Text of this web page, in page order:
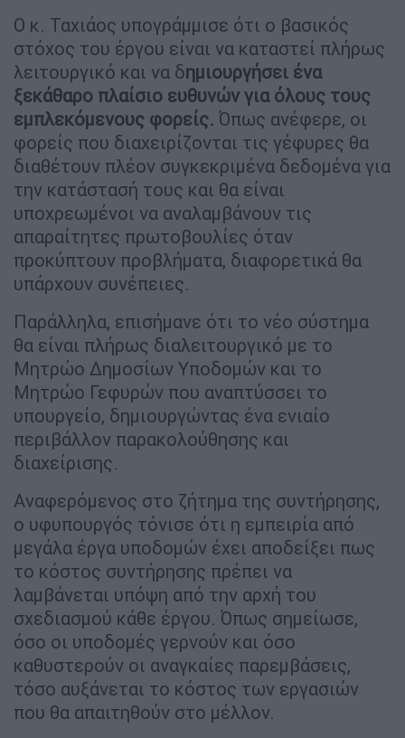
Ο κ. Ταχιάος υπογράμμισε ότι ο βασικός
στόχος του έργου είναι να καταστεί πλήρως
λειτουργικό και να δημιουργήσει ένα
ξεκάθαρο πλαίσιο ευθυνών για όλους τους
εμπλεκόμενους φορείς. Όπως ανέφερε, οι
φορείς που διαχειρίζονται τις γέφυρες θα
διαθέτουν πλέον συγκεκριμένα δεδομένα για
την κατάστασή τους και θα είναι
υποχρεωμένοι να αναλαμβάνουν τις
απαραίτητες πρωτοβουλίες όταν
προκύπτουν προβλήματα, διαφορετικά θα
υπάρχουν συνέπειες.
Παράλληλα, επισήμανε ότι το νέο σύστημα
θα είναι πλήρως διαλειτουργικό με το
Μητρώο Δημοσίων Υποδομών και το
Μητρώο Γεφυρών που αναπτύσσει το
υπουργείο, δημιουργώντας ένα ενιαίο
περιβάλλον παρακολούθησης και
διαχείρισης.
Αναφερόμενος στο ζήτημα της συντήρησης,
ο υφυπουργός τόνισε ότι η εμπειρία από
μεγάλα έργα υποδομών έχει αποδείξει πως
το κόστος συντήρησης πρέπει να
λαμβάνεται υπόψη από την αρχή του
σχεδιασμού κάθε έργου. Όπως σημείωσε,
όσο οι υποδομές γερνούν και όσο
καθυστερούν οι αναγκαίες παρεμβάσεις,
τόσο αυξάνεται το κόστος των εργασιών
που θα απαιτηθούν στο μέλλον.